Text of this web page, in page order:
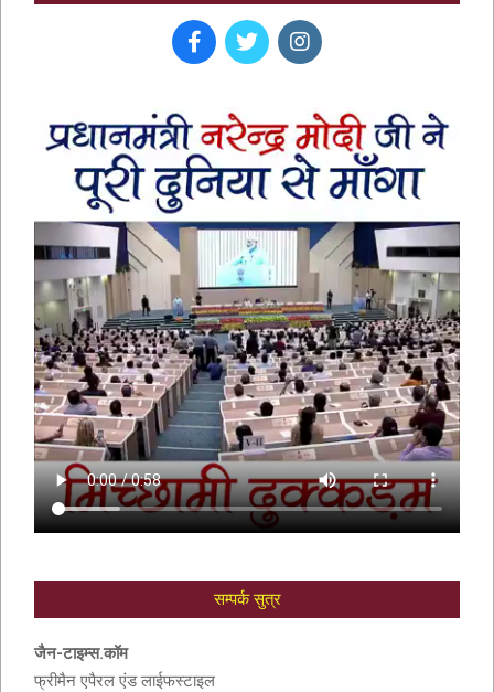
भक्तामर स्तोत्र – BHAKTAMAR STOTRA –
आचार्य मानतुंगसूरि द्वारा
आदरणीय सुशीला देवी बांठिया (SUSHILA DEVI
सम्पर्क सुत्र
जैन-टाइम्स.कॉम
फ्रीमैन एपैरल एंड लाईफस्टाइल